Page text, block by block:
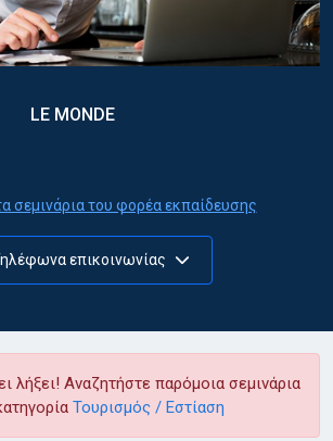
LE MONDE
σεμινάρια του φορέα εκπαίδευσης
επικοινωνίας
λήξει! Αναζητήστε παρόμοια σεμινάρια
Τουρισμός / Εστίαση